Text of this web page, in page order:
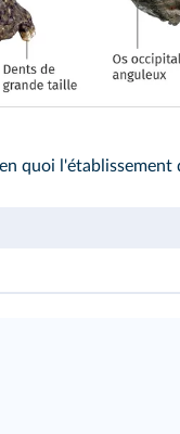
quoi l'établissement